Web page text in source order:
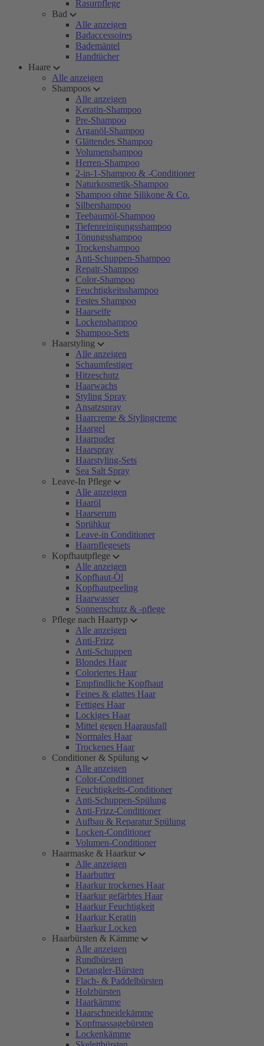
Rasurpflege
Bad
Alle anzeigen
Badaccessoires
Bademäntel
Handtücher
Haare
Alle anzeigen
Shampoos
Alle anzeigen
Keratin-Shampoo
Pre-Shampoo
Arganöl-Shampoo
Glättendes Shampoo
Volumenshampoo
Herren-Shampoo
2-in-1-Shampoo & -Conditioner
Naturkosmetik-Shampoo
Shampoo ohne Silikone & Co.
Silbershampoo
Teebaumöl-Shampoo
Tiefenreinigungsshampoo
Tönungsshampoo
Trockenshampoo
Anti-Schuppen-Shampoo
Repair-Shampoo
Color-Shampoo
Feuchtigkeitsshampoo
Festes Shampoo
Haarseife
Lockenshampoo
Shampoo-Sets
Haarstyling
Alle anzeigen
Schaumfestiger
Hitzeschutz
Haarwachs
Styling Spray
Ansatzspray
Haarcreme & Stylingcreme
Haargel
Haarpuder
Haarspray
Haarstyling-Sets
Sea Salt Spray
Leave-In Pflege
Alle anzeigen
Haaröl
Haarserum
Sprühkur
Leave-in Conditioner
Haarpflegesets
Kopfhautpflege
Alle anzeigen
Kopfhaut-Öl
Kopfhautpeeling
Haarwasser
Sonnenschutz & -pflege
Pflege nach Haartyp
Alle anzeigen
Anti-Frizz
Anti-Schuppen
Blondes Haar
Coloriertes Haar
Empfindliche Kopfhaut
Feines & glattes Haar
Fettiges Haar
Lockiges Haar
Mittel gegen Haarausfall
Normales Haar
Trockenes Haar
Conditioner & Spülung
Alle anzeigen
Color-Conditioner
Feuchtigkeits-Conditioner
Anti-Schuppen-Spülung
Anti-Frizz-Conditioner
Aufbau & Reparatur Spülung
Locken-Conditioner
Volumen-Conditioner
Haarmaske & Haarkur
Alle anzeigen
Haarbutter
Haarkur trockenes Haar
Haarkur gefärbtes Haar
Haarkur Feuchtigkeit
Haarkur Keratin
Haarkur Locken
Haarbürsten & Kämme
Alle anzeigen
Rundbürsten
Detangler-Bürsten
Flach- & Paddelbürsten
Holzbürsten
Haarkämme
Haarschneidekämme
Kopfmassagebürsten
Lockenkämme